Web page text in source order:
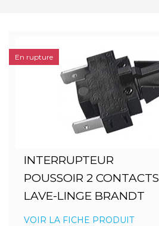
INTERRUPTEUR
POUSSOIR 2 CONTACTS
LAVE-LINGE BRANDT
VOIR LA FICHE PRODUIT
En rupture